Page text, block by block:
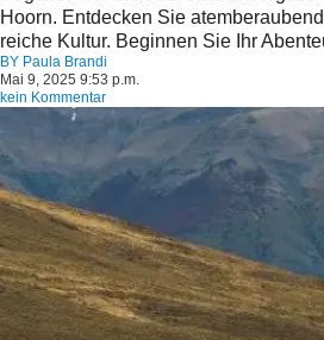
Hoorn. Entdecken Sie
reiche Kultur. Beginnen Sie Ihr
BY Paula Brandi
Mai 9, 2025 9:53 p.m.
kein Kommentar